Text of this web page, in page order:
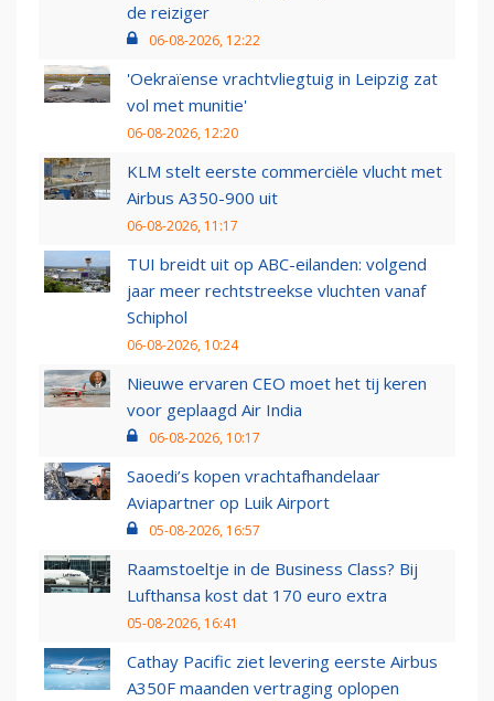
de reiziger
06-08-2026, 12:22
'Oekraïense vrachtvliegtuig in Leipzig zat
vol met munitie'
06-08-2026, 12:20
KLM stelt eerste commerciële vlucht met
Airbus A350-900 uit
06-08-2026, 11:17
TUI breidt uit op ABC-eilanden: volgend
jaar meer rechtstreekse vluchten vanaf
Schiphol
06-08-2026, 10:24
Nieuwe ervaren CEO moet het tij keren
voor geplaagd Air India
06-08-2026, 10:17
Saoedi’s kopen vrachtafhandelaar
Aviapartner op Luik Airport
05-08-2026, 16:57
Raamstoeltje in de Business Class? Bij
Lufthansa kost dat 170 euro extra
05-08-2026, 16:41
Cathay Pacific ziet levering eerste Airbus
A350F maanden vertraging oplopen